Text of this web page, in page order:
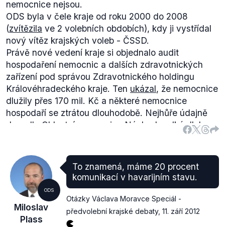
nemocnice nejsou.
ODS byla v čele kraje od roku 2000 do 2008
(zvítězila ve 2 volebních obdobích), kdy ji vystřídal
nový vítěz krajských voleb - ČSSD.
Právě nové vedení kraje si objednalo audit
hospodaření nemocnic a dalších zdravotnických
zařízení pod správou Zdravotnického holdingu
Královéhradeckého kraje. Ten ukázal, že nemocnice
dlužily přes 170 mil. Kč a některé nemocnice
hospodaří se ztrátou dlouhodobě. Nejhůře údajně
dopadla Oblastní nemocnice Náchod, velké dluhy
měla také nemocnice v Rychnově nad Kněžnou.
hospodařila se ziskem a bez dluhů. V roce 2003
mělyv Královéhradeckém kraji nemocnice dlužit
celkem 263. mil Kč a již v roce 2004 měl jejich dluh
klesnout na 48 mil. Kč.
Zde se můžete podívat na tabulku zadluženosti
krajů zčlánku na serveru týden.cz:
ODS
Miloslav
Plass
To znamená, máme 20 procent
komunikací v havarijním stavu.
Otázky Václava Moravce Speciál -
předvolební krajské debaty, 11. září 2012